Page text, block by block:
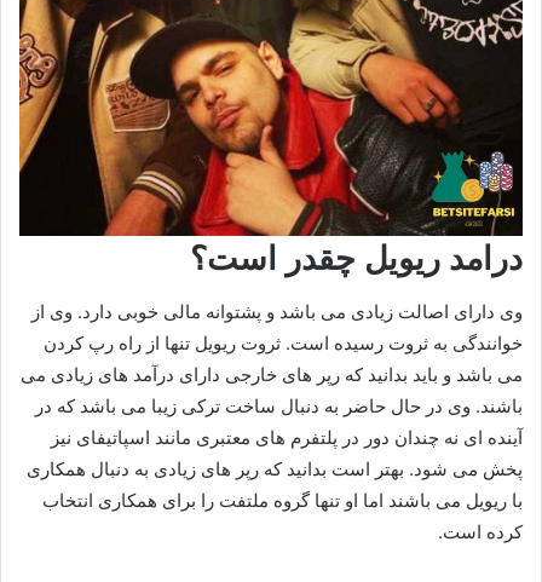
درامد ریویل چقدر است؟
وی دارای اصالت زیادی می باشد و پشتوانه مالی خوبی دارد. وی از
خوانندگی به ثروت رسیده است. ثروت ریویل تنها از راه رپ کردن
می باشد و باید بدانید که رپر های خارجی دارای درآمد های زیادی می
باشند. وی در حال حاضر به دنبال ساخت ترکی زیبا می باشد که در
آینده ای نه چندان دور در پلتفرم های معتبری مانند اسپاتیفای نیز
پخش می شود. بهتر است بدانید که رپر های زیادی به دنبال همکاری
با ریویل می باشند اما او تنها گروه ملتفت را برای همکاری انتخاب
کرده است.